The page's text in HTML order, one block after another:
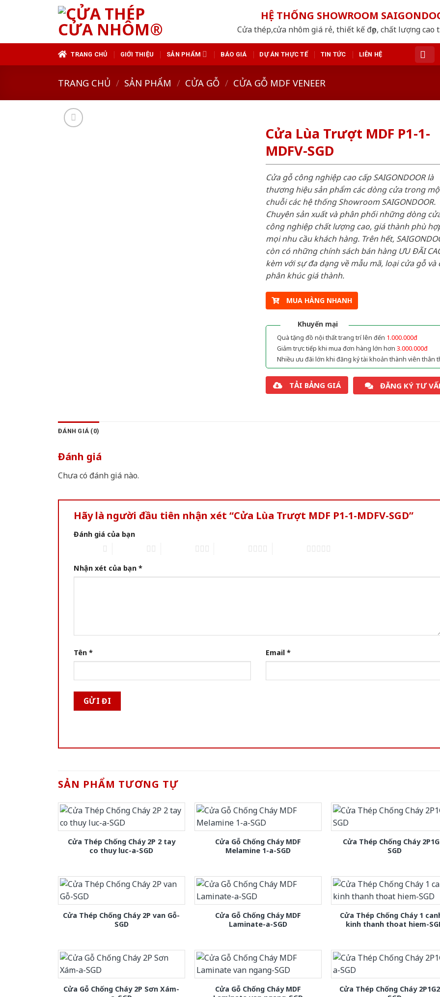
HỆ THỐNG SHOWROOM
Cửa thép,cửa nhôm giá rẻ, thiết kế đẹp, chất lượng cao
TRANG CHỦ GIỚI THIỆU SẢN PHẨM BÁO GIÁ DỰ ÁN THỰC TẾ TIN TỨC LIÊN HỆ
TRANG CHỦ / SẢN PHẨM / CỬA GỖ / CỬA GỖ MDF VENEER
Cửa Lùa Trượt MDF P1-1-
MDFV-SGD
Cửa gỗ công nghiệp cao cấp SAIGONDOOR là
thương hiệu sản phẩm các dòng cửa trong
chuỗi các hệ thống Showroom SAIGONDOOR.
Chuyên sản xuất và phân phối những dòng
công nghiệp chất lượng cao, giá thành phù
mọi nhu cầu khách hàng. Trên hết,
còn có những chính sách bán hàng ƯU ĐÃI
kèm với sự đa dạng về mẫu mã, loại cửa gỗ và
phân khúc giá thành.
MUA HÀNG NHANH
Khuyến mại
Quà tặng đồ nội thất trang trí lên đến 1.000.000đ
Giảm trực tiếp khi mua đơn hàng lớn hơn 3.000.000đ
Nhiều ưu đãi lớn khi đăng ký tài khoản thành viên thân
TẢI BẢNG GIÁ ĐĂNG KÝ TƯ
ĐÁNH GIÁ (0)
Đánh giá
Chưa có đánh giá nào.
Hãy là người đầu tiên nhận xét “Cửa Lùa Trượt MDF P1-1-MDFV-SGD”
Đánh giá của bạn
Nhận xét của bạn *
Tên * Email *
SẢN PHẨM TƯƠNG TỰ
Cửa Thép Chống Cháy 2P 2 tay
co thuy luc-a-SGD
Cửa Gỗ Chống Cháy MDF
Melamine 1-a-SGD
Cửa Thép Chống Cháy
SGD
Cửa Thép Chống Cháy 2P van Gỗ-
SGD
Cửa Gỗ Chống Cháy MDF
Laminate-a-SGD
Cửa Thép Chống Cháy 1
kinh thanh thoat hiem-
Cửa Gỗ Chống Cháy 2P Sơn Xám-
Cửa Gỗ Chống Cháy MDF
Cửa Thép Chống Cháy